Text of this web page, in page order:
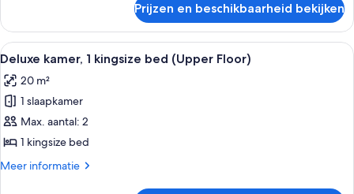
tweepersoonskamer
Prijzen en beschikbaarheid bekijken
Alle
foto's
voor
Deluxe
kamer,
1
kingsize
Hotelkamer met een groot bed,
6
Deluxe kamer, 1 kingsize bed (Upper Floor)
20 m²
1 slaapkamer
Max. aantal: 2
1 kingsize bed
Meer informatie
Meer